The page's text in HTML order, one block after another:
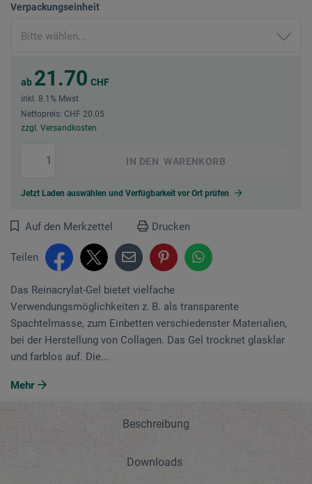
Verpackungseinheit
ab 21.70 CHF
inkl. 8.1% Mwst
Nettopreis: CHF 20.05
zzgl. Versandkosten
IN DEN WARENKORB
Jetzt Laden auswählen und Verfügbarkeit vor Ort prüfen
Auf den Merkzettel Drucken
Teilen
Das Reinacrylat-Gel bietet vielfache
Verwendungsmöglichkeiten z. B. als transparente
Spachtelmasse, zum Einbetten verschiedenster Materialien,
bei der Herstellung von Collagen. Das Gel trocknet glasklar
und farblos auf. Die...
Mehr
Beschreibung
Downloads